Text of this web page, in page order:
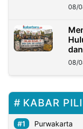
08/
08/
KABAR
Purwakarta